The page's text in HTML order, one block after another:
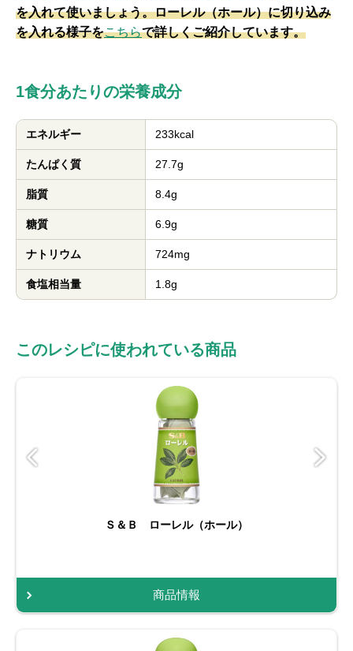
を入れて使いましょう。ローレル（ホール）に切り込み
を入れる様子をこちらで詳しくご紹介しています。
1食分あたりの栄養成分
エネルギー 233kcal
たんぱく質 27.7g
脂質 8.4g
糖質 6.9g
ナトリウム 724mg
食塩相当量 1.8g
このレシピに使われている商品
Ｓ＆Ｂ ローレル（ホール）
商品情報